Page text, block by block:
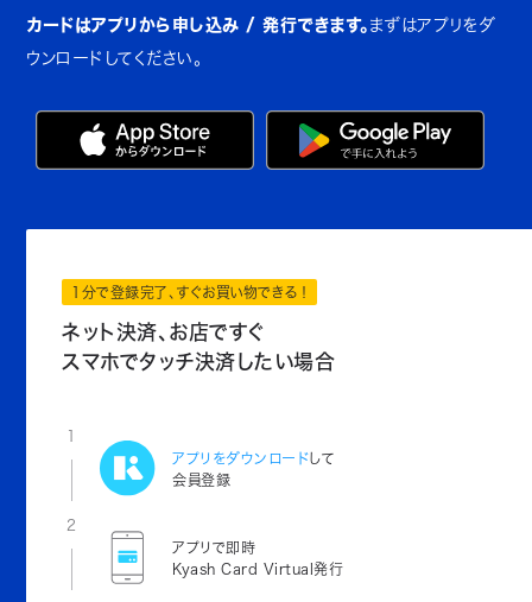
カードはアプリから申し込み / 発行できます。 まずはアプリをダ
ウンロードしてください。
1分で登録完了、すぐお買い物できる！
ネット決済、お店ですぐ
スマホでタッチ決済したい場合
1
アプリをダウンロードして
会員登録
2
アプリで即時
Kyash Card Virtual発行